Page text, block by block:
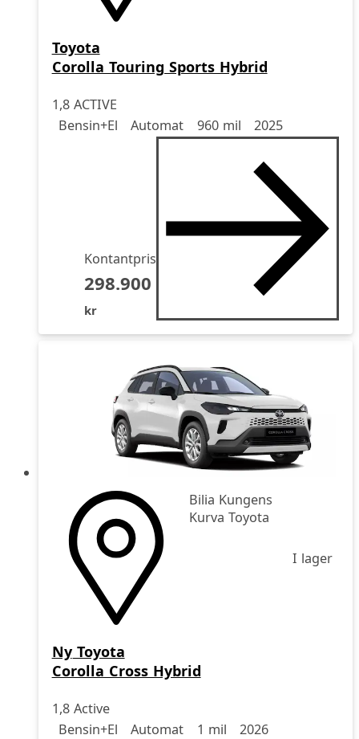
Toyota
Corolla Touring Sports Hybrid
1,8 ACTIVE
Drivmedel
Bensin+El
Drivmedel Automat
Miltal 960 mil
årsmodell 2025
Kontantpris
298.900
kr
Bilia Kungens
Kurva Toyota
I lager
Ny Toyota
Corolla Cross Hybrid
1,8 Active
Drivmedel
Bensin+El
Drivmedel Automat
Miltal 1 mil
årsmodell 2026